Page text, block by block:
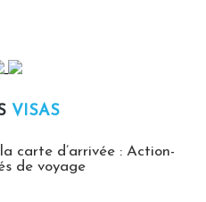
VISAS
carte d’arrivée : Action-
de voyage